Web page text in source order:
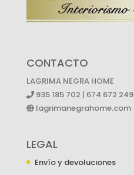
CONTACTO
LAGRIMA NEGRA HOME
935 185 702 | 674 672 249
lagrimanegrahome.com
LEGAL
Envío y devoluciones